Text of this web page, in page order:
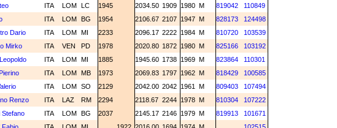
ITA LOM LC 1945 2034.50 1909 1980 M 819042
110849
ITA LOM BG 1954 2106.67 2107 1947 M 828173
124498
Dario ITA LOM MI 2233 2096.17 2222 1984 M 810720
103539
Mirko ITA VEN PD 1978 2020.80 1872 1980 M 825166
103192
ITA LOM MI 1885 1945.60 1738 1969 M 823864
110301
ITA LOM MB 1973 2069.83 1797 1962 M 818429
100585
ITA LOM SO 2129 2042.00 2042 1961 M 809403
107494
Renzo ITA LAZ RM 2294 2118.67 2244 1978 M 810304
107222
Stefano ITA LOM BG 2037 2145.17 2146 1979 M 819913
101671